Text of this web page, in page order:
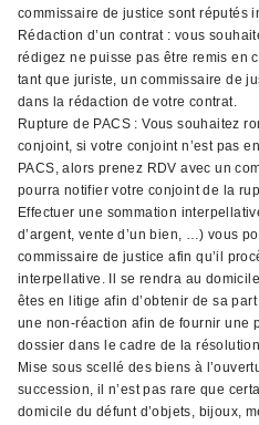
commissaire de justice sont réputés
Rédaction d’un contrat : vous
rédigez ne puisse pas être remis en
tant que juriste, un commissaire de
dans la rédaction de votre contrat.
Rupture de PACS : Vous souhaitez
conjoint, si votre conjoint n’est pas
PACS, alors prenez RDV avec un
pourra notifier votre conjoint de la
Effectuer une sommation
d’argent, vente d’un bien, …) vous
commissaire de justice afin qu’il
interpellative. Il se rendra au
êtes en litige afin d’obtenir de sa
une non-réaction afin de fournir une
dossier dans le cadre de la
Mise sous scellé des biens à
succession, il n’est pas rare que
domicile du défunt d’objets, bijoux,